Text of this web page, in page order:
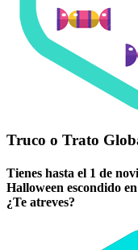
Truco o Trato
Tienes hasta el 1 de
Halloween escondido
¿Te atreves?